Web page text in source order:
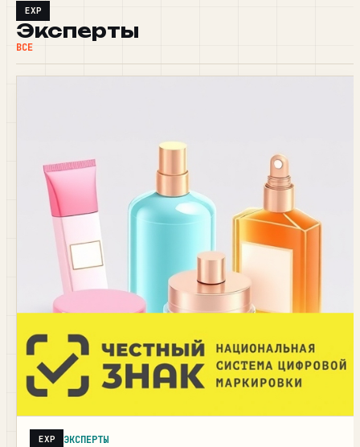
EXP
Эксперты
ВСЕ
EXP
ЭКСПЕРТЫ